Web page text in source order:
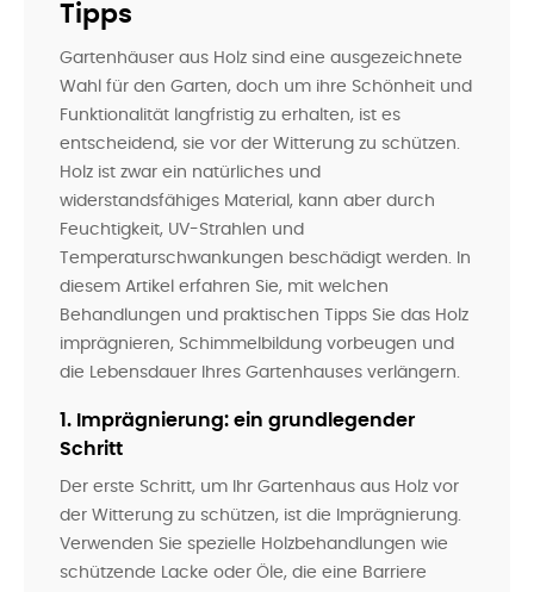
Tipps
Gartenhäuser aus Holz sind eine ausgezeichnete
Wahl für den Garten, doch um ihre Schönheit und
Funktionalität langfristig zu erhalten, ist es
entscheidend, sie vor der Witterung zu schützen.
Holz ist zwar ein natürliches und
widerstandsfähiges Material, kann aber durch
Feuchtigkeit, UV-Strahlen und
Temperaturschwankungen beschädigt werden. In
diesem Artikel erfahren Sie, mit welchen
Behandlungen und praktischen Tipps Sie das Holz
imprägnieren, Schimmelbildung vorbeugen und
die Lebensdauer Ihres Gartenhauses verlängern.
1. Imprägnierung: ein grundlegender
Schritt
Der erste Schritt, um Ihr Gartenhaus aus Holz vor
der Witterung zu schützen, ist die Imprägnierung.
Verwenden Sie spezielle Holzbehandlungen wie
schützende Lacke oder Öle, die eine Barriere